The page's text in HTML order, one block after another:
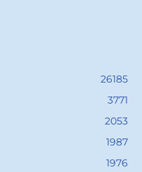
26185
3771
2053
1987
1976